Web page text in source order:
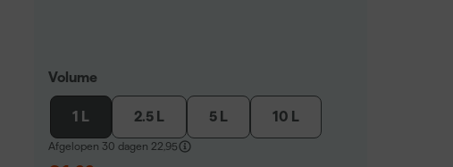
Volume
1 L 2.5 L 5 L 10 L
Afgelopen 30 dagen 22,95